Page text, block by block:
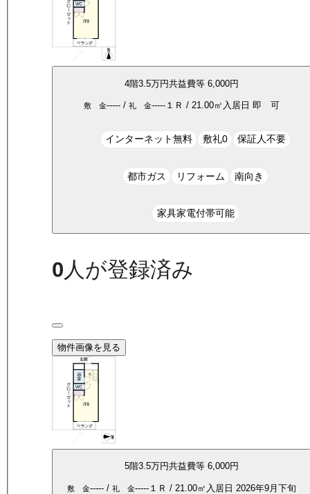
4階3.5万円共益費等6,000円
敷 金----- /礼 金----- １Ｒ / 21.00㎡ 入居日 即 可
インターネット無料 敷礼0 保証人不要
都市ガス リフォーム 南向き
家具家電付帯可能
0 人が登録済み
物件画像を見る
5階3.5万円共益費等6,000円
敷 金----- /礼 金----- １Ｒ / 21.00㎡ 入居日 2026年9月下旬